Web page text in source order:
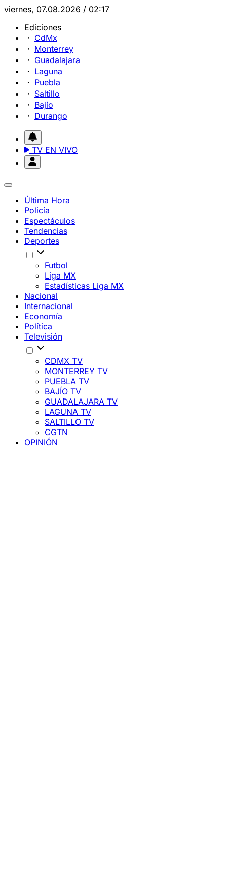
viernes, 07.08.2026 / 02:17
Ediciones
CdMx
Monterrey
Guadalajara
Laguna
Puebla
Saltillo
Bajío
Durango
TV EN VIVO
Última Hora
Policía
Espectáculos
Tendencias
Deportes
Futbol
Liga MX
Estadísticas Liga MX
Nacional
Internacional
Economía
Política
Televisión
CDMX TV
MONTERREY TV
PUEBLA TV
BAJÍO TV
GUADALAJARA TV
LAGUNA TV
SALTILLO TV
CGTN
OPINIÓN